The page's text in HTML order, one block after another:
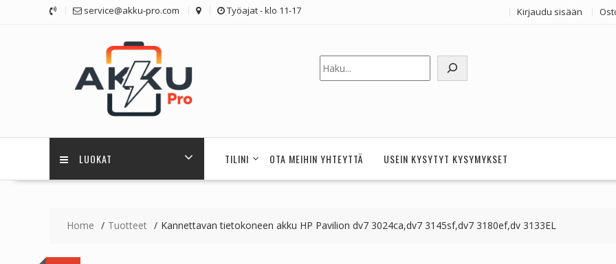
service@akku-pro.com Työajat - klo 11-17 Kirjaudu sisään
Etsi
LUOKAT TILINI OTA MEIHIN YHTEYTTÄ USEIN KYSYTYT KYSYMYKSET
Home Tuotteet Kannettavan tietokoneen akku HP Pavilion dv7 3024ca,dv7 3145sf,dv7 3180ef,dv 3133EL